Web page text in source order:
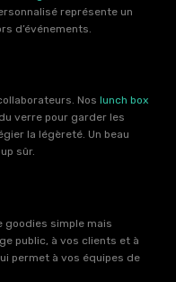
représente un
d’événements.
Nos lunch box
verre pour garder les
la légèreté. Un beau
sûr.
goodies simple mais
public, à vos clients et à
permet à vos équipes de